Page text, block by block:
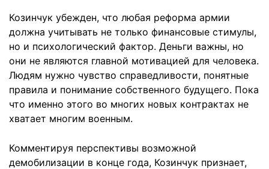
Козинчук убежден, что любая реформа армии
должна учитывать не только финансовые стимулы,
но и психологический фактор. Деньги важны, но
они не являются главной мотивацией для человека.
Людям нужно чувство справедливости, понятные
правила и понимание собственного будущего. Пока
что именно этого во многих новых контрактах не
хватает многим военным.
Комментируя перспективы возможной
демобилизации в конце года, Козинчук признает,